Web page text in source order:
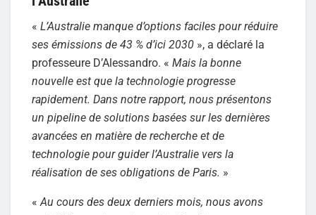
« L’Australie manque d’options faciles pour réduire
ses émissions de 43 % d’ici 2030 », a déclaré la
professeure D’Alessandro. « Mais la bonne
nouvelle est que la technologie progresse
rapidement. Dans notre rapport, nous présentons
un pipeline de solutions basées sur les dernières
avancées en matière de recherche et de
technologie pour guider l’Australie vers la
réalisation de ses obligations de Paris. »
«Au cours des deux derniers mois, nous avons